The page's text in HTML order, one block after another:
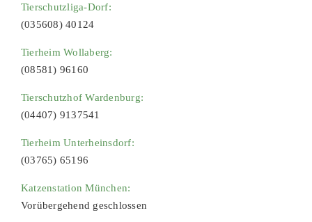
Tierschutzliga-Dorf:
(035608) 40124
Tierheim Wollaberg:
(08581) 96160
Tierschutzhof Wardenburg:
(04407) 9137541
Tierheim Unterheinsdorf:
(03765) 65196
Katzenstation München:
Vorübergehend geschlossen